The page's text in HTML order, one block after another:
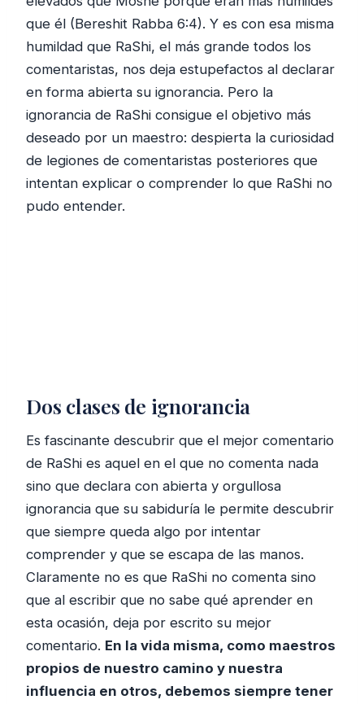
que él (Bereshit Rabba 6:4). Y es con esa misma
humildad que RaShi, el más grande todos los
comentaristas, nos deja estupefactos al declarar
en forma abierta su ignorancia. Pero la
ignorancia de RaShi consigue el objetivo más
deseado por un maestro: despierta la curiosidad
de legiones de comentaristas posteriores que
intentan explicar o comprender lo que RaShi no
pudo entender.
Dos clases de ignorancia
Es fascinante descubrir que el mejor comentario
de RaShi es aquel en el que no comenta nada
sino que declara con abierta y orgullosa
ignorancia que su sabiduría le permite descubrir
que siempre queda algo por intentar
comprender y que se escapa de las manos.
Claramente no es que RaShi no comenta sino
que al escribir que no sabe qué aprender en
esta ocasión, deja por escrito su mejor
comentario. En la vida misma, como maestros
propios de nuestro camino y nuestra
influencia en otros, debemos siempre tener